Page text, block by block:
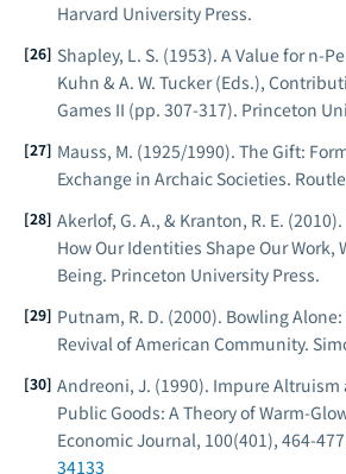
Harvard University Press.
Shapley, L. S. (1953). A Value for n-
Kuhn & A. W. Tucker (Eds.),
Games II (pp. 307-317). Princeton
Mauss, M. (1925/1990). The Gift:
Exchange in Archaic Societies.
Akerlof, G. A., & Kranton, R. E. (2010).
How Our Identities Shape Our Work,
Being. Princeton University Press.
Putnam, R. D. (2000). Bowling
Revival of American Community.
Andreoni, J. (1990). Impure
Public Goods: A Theory of Warm-
Economic Journal, 100(401), 464-
34133